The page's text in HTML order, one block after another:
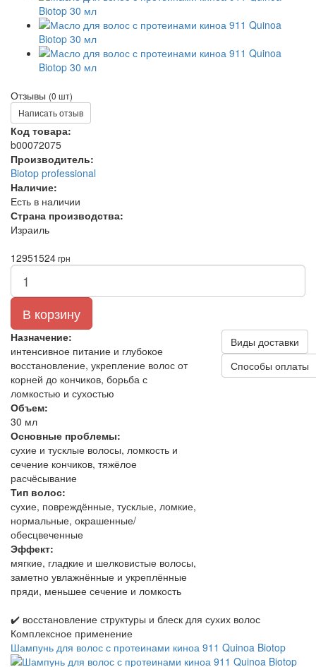
Отзывы (0 шт)
Написать отзыв
Код товара:
b00072075
Производитель:
Biotop professional
Наличие:
Есть в наличии
Страна производства:
Израиль
12951524грн
В корзину
Назначение:
интенсивное питание и глубокое
восстановление, укрепление волос от
корней до кончиков, борьба с
ломкостью и сухостью
Объем:
30 мл
Основные проблемы:
сухие и тусклые волосы, ломкость и
сечение кончиков, тяжёлое
расчёсывание
Тип волос:
сухие, повреждённые, тусклые, ломкие,
нормальные, окрашенные/
обесцвеченные
Эффект:
мягкие, гладкие и шелковистые волосы,
заметно увлажнённые и укреплённые
пряди, меньшее сечение и ломкость
Виды доставки
Способы оплаты
✔️ восстановление структуры и блеск для сухих волос
Комплексное применение
Шампунь для волос с протеинами киноа 911 Quinoa Biotop